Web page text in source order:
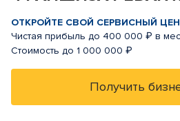
ОТКРОЙТЕ СВОЙ СЕРВИСНЫЙ
Чистая прибыль до 400 000 ₽ в
Стоимость до 1 000 000 ₽
Получить